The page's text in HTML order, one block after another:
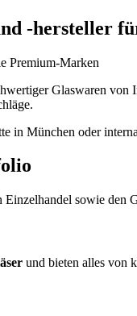
-hersteller
Premium-Marken
Glaswaren von
in München oder
sowie den
und bieten alles von